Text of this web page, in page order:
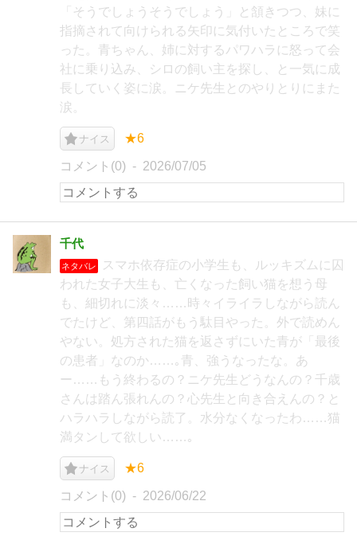
「そうでしょうそうでしょう」と頷きつつ、妹に
指摘されて向けられる矢印に気付いたところで笑
った。青ちゃん、姉に対するパワハラに怒って会
社に乗り込み、シロの飼い主を探し、と一気に成
長していく姿に涙。ニケ先生とのやりとりにまた
涙。
ナイス ★6
コメント(0) 2026/07/05
千代
ネタバレ
スマホ依存症の小学生も、ルッキズムに囚
われた女子大生も、亡くなった飼い猫を想う母
も、細切れに淡々……時々イライラしながら読ん
でたけど、第四話がもう駄目やった。外で読めん
やない。処方された猫を返さずにいた青が「最後
の患者」なのか……｡青、強うなったな。あ
ー……もう終わるの？ニケ先生どうなんの？千歳
さんは踏ん張れんの？心先生と向き合えんの？と
ハラハラしながら読了。水分なくなったわ……猫
満タンして欲しい……｡
ナイス ★6
コメント(0) 2026/06/22